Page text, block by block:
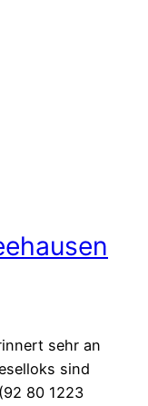
sehr an
sind
80 1223